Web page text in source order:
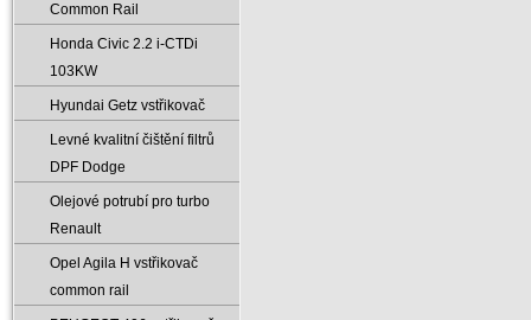
Common Rail
Honda Civic 2.2 i-CTDi
103KW
Hyundai Getz vstřikovač
Levné kvalitní čištění filtrů
DPF Dodge
Olejové potrubí pro turbo
Renault
Opel Agila H vstřikovač
common rail